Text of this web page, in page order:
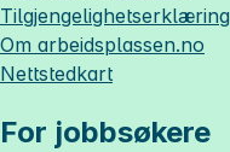
Tilgjengelighetserklæring
Om arbeidsplassen.no
Nettstedkart
For jobbsøkere